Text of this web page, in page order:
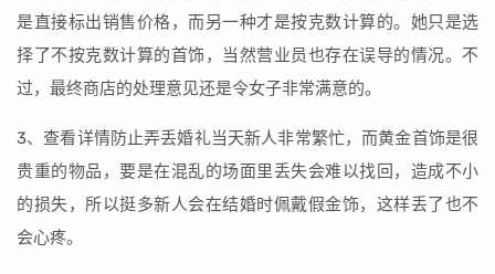
是直接标出销售价格，而另一种才是按克数计算的。她只是选
择了不按克数计算的首饰，当然营业员也存在误导的情况。不
过，最终商店的处理意见还是令女子非常满意的。
3、查看详情防止弄丢婚礼当天新人非常繁忙，而黄金首饰是很
贵重的物品，要是在混乱的场面里丢失会难以找回，造成不小
的损失，所以挺多新人会在结婚时佩戴假金饰，这样丢了也不
会心疼。